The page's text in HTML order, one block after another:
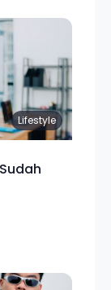
Lifestyle